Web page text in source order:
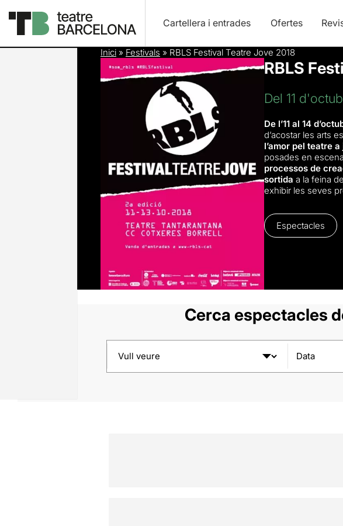
Cartellera i entrades Ofertes
Inici» Festivals » RBLS Festival Teatre Jove 2018
RBLS
Del 11
De l’11 al 14
d’acostar les arts
l’amor pel teatre
posades en
processos de
sortida a la feina
exhibir les seves
Espectacles
Cerca espectacles
Data